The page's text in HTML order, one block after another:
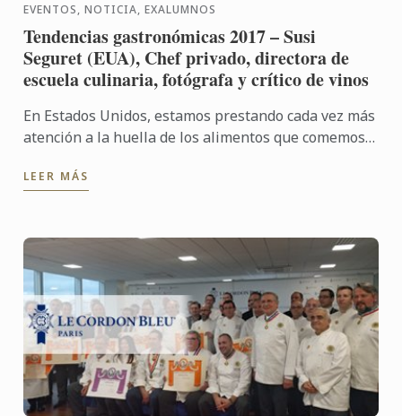
EVENTOS, NOTICIA, EXALUMNOS
Tendencias gastronómicas 2017 – Susi
Seguret (EUA), Chef privado, directora de
escuela culinaria, fotógrafa y crítico de vinos
En Estados Unidos, estamos prestando cada vez más
atención a la huella de los alimentos que comemos,
sazonable ...
LEER MÁS